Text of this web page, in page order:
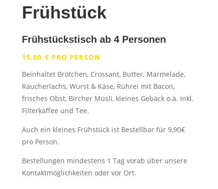
Frühstück
Frühstückstisch ab 4 Personen
15,00 € PRO PERSON
Beinhaltet Brötchen, Crossant, Butter, Marmelade,
Räucherlachs, Wurst & Käse, Rührei mit Bacon,
frisches Obst, Bircher Müsli, kleines Gebäck o.ä. Inkl.
Filterkaffee und Tee.
Auch ein kleines Frühstück ist Bestellbar für 9,90€
pro Person.
Bestellungen mindestens 1 Tag vorab über unsere
Kontaktmöglichkeiten oder vor Ort.